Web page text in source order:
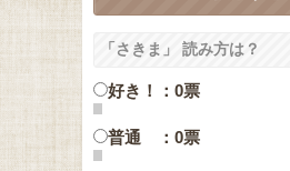
「さきま」 読み方は？
好き！：0票
普通 ：0票